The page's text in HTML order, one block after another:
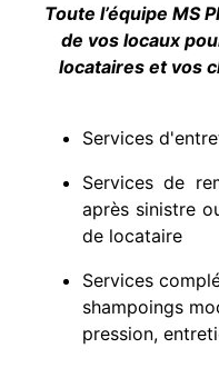
Toute l’équipe MS
de vos locaux
locataires et vos
Services
Services de
après sinistre
de locataire
Services
shampoings
pression,